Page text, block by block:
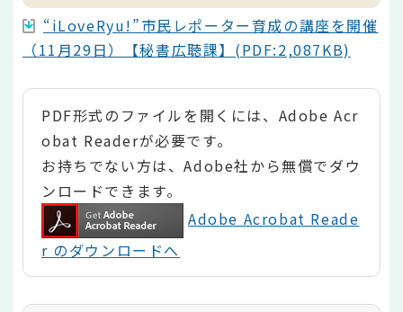
“iLoveRyu!”市民レポーター育成の講座を開催
（11月29日）【秘書広聴課】(PDF:2,087KB)
PDF形式のファイルを開くには、Adobe Acr
obat Readerが必要です。
お持ちでない方は、Adobe社から無償でダウ
ンロードできます。
Adobe Acrobat Reade
r のダウンロードへ